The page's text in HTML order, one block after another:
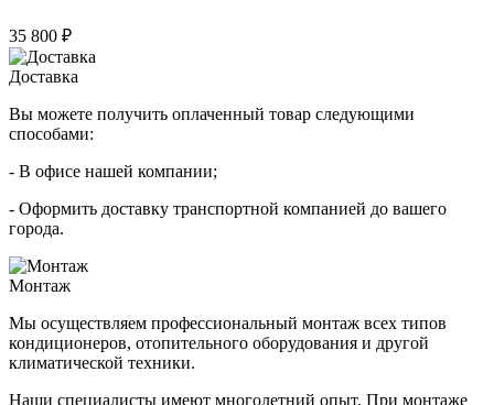
35 800 ₽
Доставка
Вы можете получить оплаченный товар следующими
способами:
- В офисе нашей компании;
- Оформить доставку транспортной компанией до вашего
города.
Монтаж
Мы осуществляем профессиональный монтаж всех типов
кондиционеров, отопительного оборудования и другой
климатической техники.
Наши специалисты имеют многолетний опыт. При монтаже